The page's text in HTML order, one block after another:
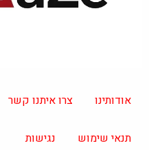
אודותינו צרו איתנו קשר
תנאי שימוש נגישות